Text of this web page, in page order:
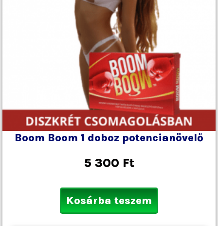
Boom Boom 1 doboz potencianövelő
5 300 Ft
Kosárba teszem